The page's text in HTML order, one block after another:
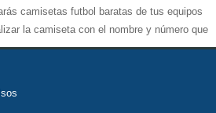
camisetas futbol baratas de tus equipos
la camiseta con el nombre y número que
de futbol replicasson de máxima calidad
convencidos que quedarás muy satisfecho
un tejido transpirable por lo que te
simplemente para animar a tu equipo